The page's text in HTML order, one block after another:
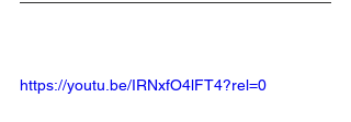
https://youtu.be/IRNxfO4lFT4?rel=0